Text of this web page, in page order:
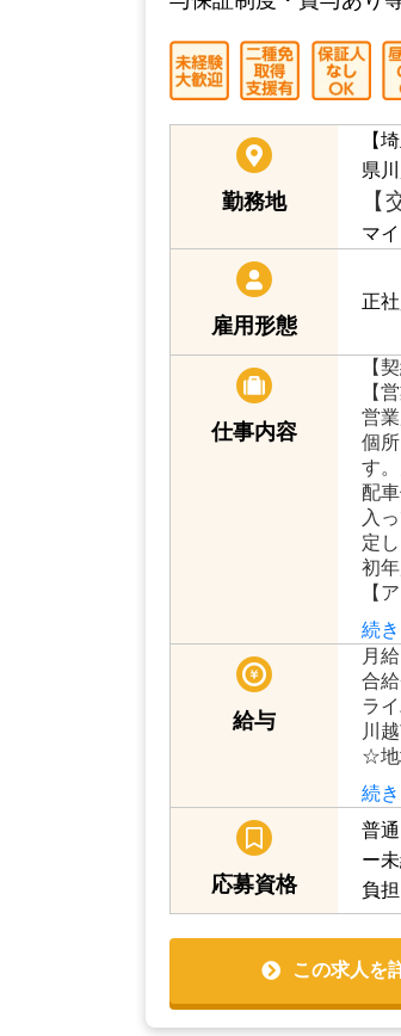
勤務地
【
県
【
マ
雇用形態
正
仕事内容
【
【
営
個
す
配
入
定
初
【
続
給与
月
合
ラ
川
☆地
続
応募資格
普
ー
負
この求人を